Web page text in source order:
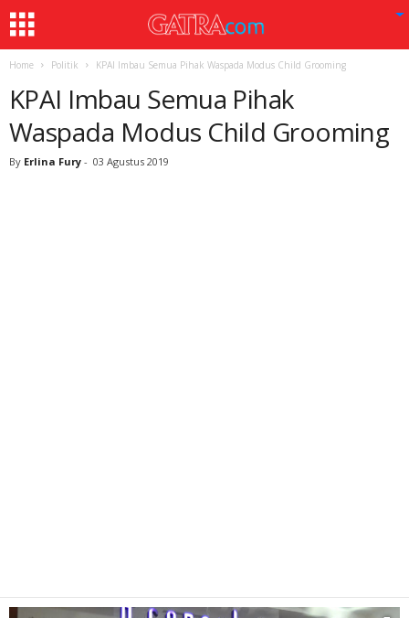
Home Politik KPAI Imbau Semua Pihak Waspada Modus Child Grooming
KPAI Imbau Semua Pihak
Waspada Modus Child Grooming
By Erlina Fury - 03 Agustus 2019